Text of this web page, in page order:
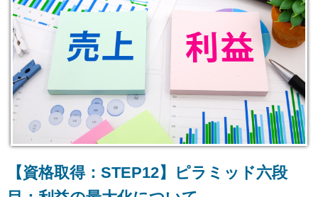
【資格取得：STEP12】ピラミッド六段